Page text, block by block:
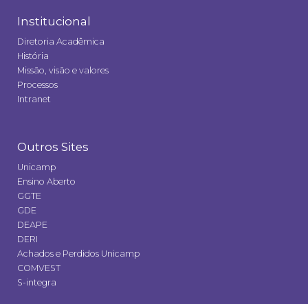
Institucional
Diretoria Acadêmica
História
Missão, visão e valores
Processos
Intranet
Outros Sites
Unicamp
Ensino Aberto
GGTE
GDE
DEAPE
DERI
Achados e Perdidos Unicamp
COMVEST
S-integra